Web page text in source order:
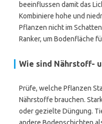
beeinflussen damit das
Kombiniere hohe und
Pflanzen nicht im
Ranker, um Bodenfläche
Wie sind Nährstoff-
Prüfe, welche Pflanzen
Nährstoffe brauchen.
oder gezielte Düngung.